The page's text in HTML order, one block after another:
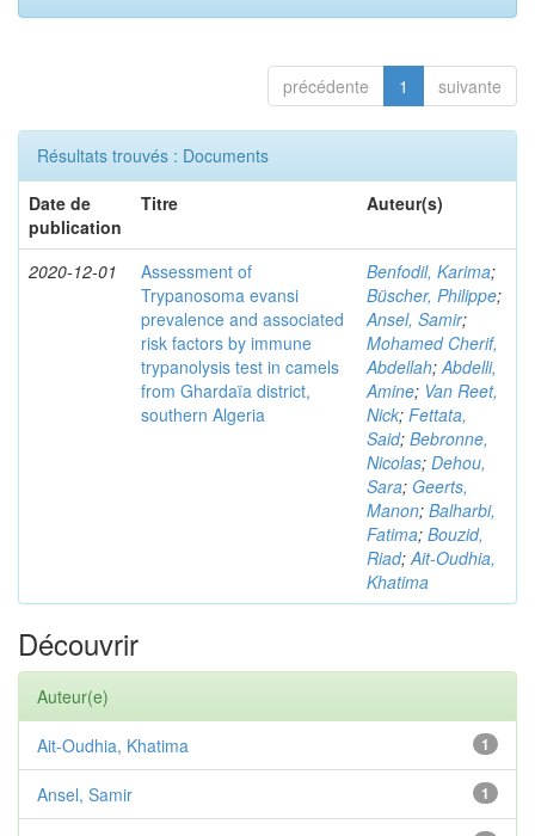
précédente 1 suivante
Résultats trouvés : Documents
Date de
publication
Titre Auteur(s)
2020-12-01
Assessment of
Trypanosoma evansi
prevalence and associated
risk factors by immune
trypanolysis test in camels
from Ghardaïa district,
southern Algeria
Benfodil, Karima;
Büscher, Philippe;
Ansel, Samir;
Mohamed Cherif,
Abdellah;Abdelli,
Amine; Van Reet,
Nick; Fettata,
Said; Bebronne,
Nicolas; Dehou,
Sara; Geerts,
Manon; Balharbi,
Fatima; Bouzid,
Riad;Ait-Oudhia,
Khatima
Découvrir
Auteur(e)
1
Ait-Oudhia, Khatima
1
Ansel, Samir